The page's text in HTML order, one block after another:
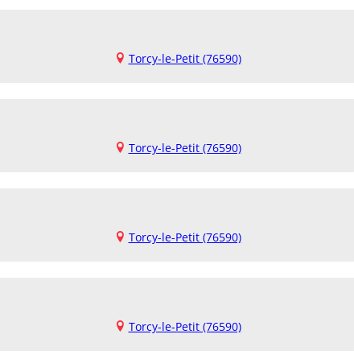
Torcy-le-Petit (76590)
Torcy-le-Petit (76590)
Torcy-le-Petit (76590)
Torcy-le-Petit (76590)